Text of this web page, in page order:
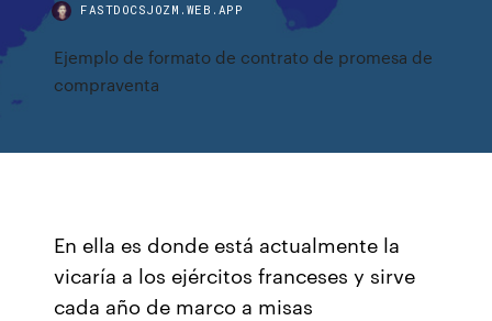
FASTDOCSJOZM.WEB.APP
Ejemplo de formato de contrato de promesa de
compraventa
En ella es donde está actualmente la
vicaría a los ejércitos franceses y sirve
cada año de marco a misas